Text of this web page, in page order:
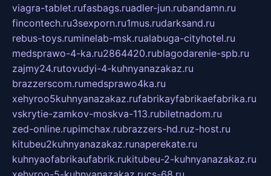
viagra-tablet.rufasbags.ruadler-jun.rubandamn.ru
fincontech.ru3sexporn.ru1mus.rudarksand.ru
rebus-toys.ruminelab-msk.rualabuga-cityhotel.ru
medsprawo-4-ka.ru2864420.rublagodarenie-spb.ru
zajmy24.rutovudyi-4-kuhnyanazakaz.ru
brazzerscom.rumedsprawo4ka.ru
xehyroo5kuhnyanazakaz.rufabrikayfabrikaefabrika.ru
vskrytie-zamkov-moskva-113.rubiletnadom.ru
zed-online.rupimchax.rubrazzers-hd.ruz-host.ru
kitubeu2kuhnyanazakaz.runaperekate.ru
kuhnyaofabrikaufabrik.rukitubeu-2-kuhnyanazakaz.ru